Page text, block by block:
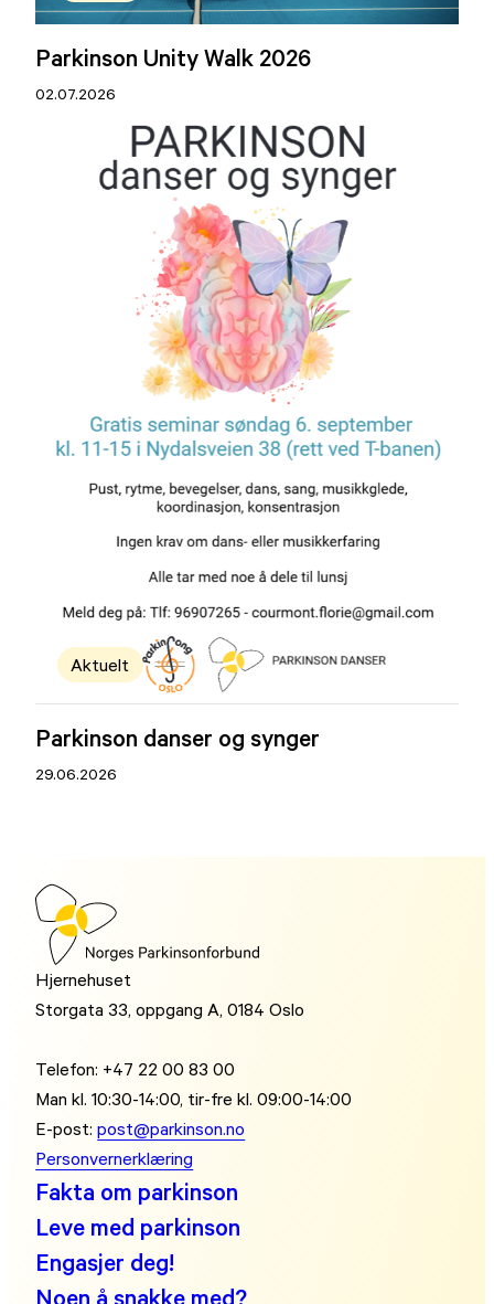
Parkinson Unity Walk 2026
02.07.2026
Aktuelt
Parkinson danser og synger
29.06.2026
Hjernehuset
Storgata 33, oppgang A, 0184 Oslo
Telefon: +47 22 00 83 00
Man kl. 10:30-14:00, tir-fre kl. 09:00-14:00
E-post:post@parkinson.no
Personvernerklæring
Fakta om parkinson
Leve med parkinson
Engasjer deg!
Noen å snakke med?